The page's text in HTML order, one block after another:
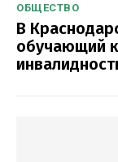
ОБЩЕСТВО
В
обучающий